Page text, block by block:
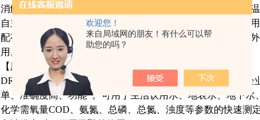
欢迎您！
来自局域网的朋友！有什么可以帮
助您的吗？
消解温度和定时时间可随意设置，微电脑加热控温系统，超
自主研发快速消解试剂，确保长期稳定低价供货，有效降低
配有铝合金携带式包装箱；可选配高能电池供电时可用于野
用。
【用途概述】
DR3000系列多参数水质分析仪，是我公司针对污染源排放
单、准确度高、功能*。可用于生活饮用水、地表水、地下
化学需氧量COD、氨氮、总磷、总氮、浊度等参数的快速测